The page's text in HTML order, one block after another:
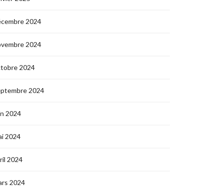
2024
2024
2024
2024
2024
2024
2024
2024